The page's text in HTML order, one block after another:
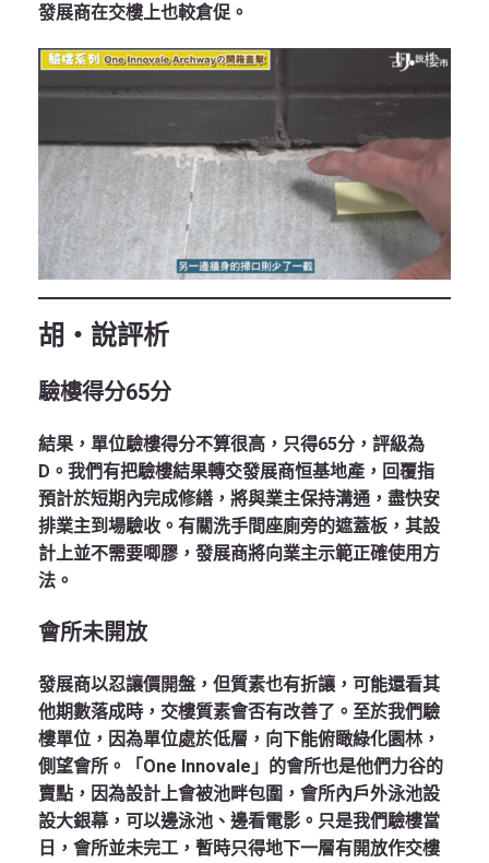
發展商在交樓上也較倉促。
胡 ‧ 說評析
驗樓得分65分
結果，單位驗樓得分不算很高，只得65分，評級為
D。我們有把驗樓結果轉交發展商恒基地產，回覆指
預計於短期內完成修繕，將與業主保持溝通，盡快安
排業主到場驗收。有關洗手間座廁旁的遮蓋板，其設
計上並不需要唧膠，發展商將向業主示範正確使用方
法。
會所未開放
發展商以忍讓價開盤，但質素也有折讓，可能還看其
他期數落成時，交樓質素會否有改善了。至於我們驗
樓單位，因為單位處於低層，向下能俯瞰綠化園林，
側望會所。「One Innovale」的會所也是他們力谷的
賣點，因為設計上會被池畔包圍，會所內戶外泳池設
設大銀幕，可以邊泳池、邊看電影。只是我們驗樓當
日，會所並未完工，暫時只得地下一層有開放作交樓